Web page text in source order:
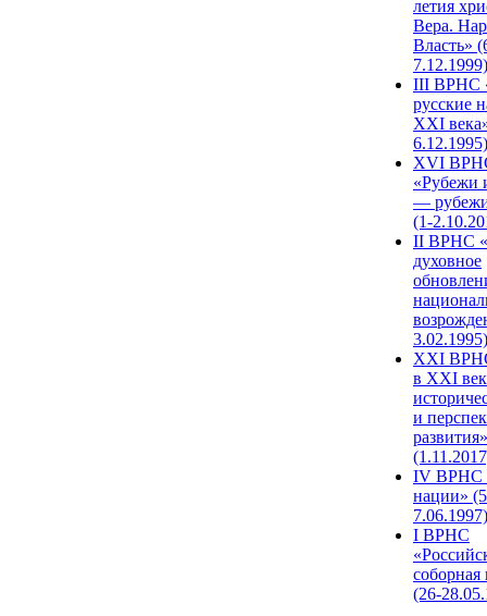
летия
Вера.
Власть»
7.12.1999)
III ВРНС
русские
XXI
6.12.1995)
XVI
«Рубежи
—
(1-
II ВРНС
духовное
3.02.1995)
XХI
в XXI
и
развития»
IV ВРНС
нации»
7.06.1997)
I ВРНС
(26-